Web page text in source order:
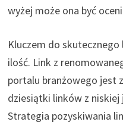
wyżej może ona być
Kluczem do
ilość. Link z
portalu branżowego jest
dziesiątki linków z
Strategia pozyskiwania